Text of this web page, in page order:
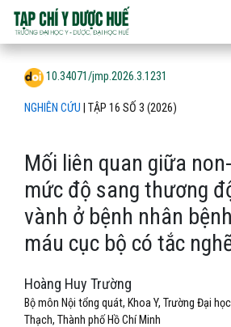
Mối liên quan giữa non-HDL-C và
NGHIÊN CỨU TẬP 16 SỐ 3 (2026)
Mối liên quan giữa
mức độ sang thương
vành ở bệnh nhân
máu cục bộ có tắc
10.34071/jmp.2026.3.1231
Hoàng Huy Trường
Bộ môn Nội tổng quát, Khoa Y, Trường Đại
Thạch, Thành phố Hồ Chí Minh